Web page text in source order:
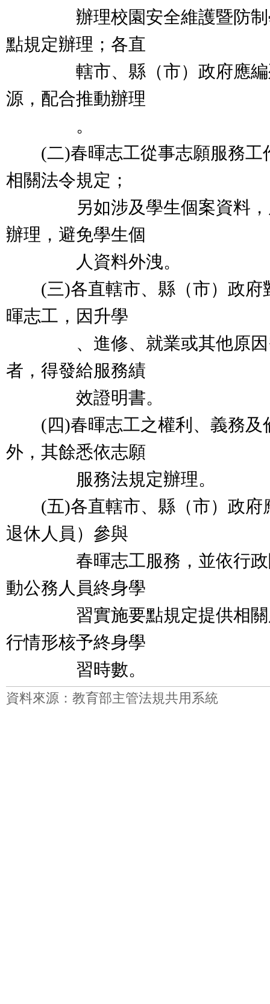
辦理校園安全維護暨防制學
點規定辦理；各直
轄市、縣（市）政府應編列
源，配合推動辦理
。
(二)春暉志工從事志願服務工
相關法令規定；
另如涉及學生個案資料，應
辦理，避免學生個
人資料外洩。
(三)各直轄市、縣（市）政府
暉志工，因升學
、進修、就業或其他原因需
者，得發給服務績
效證明書。
(四)春暉志工之權利、義務及
外，其餘悉依志願
服務法規定辦理。
(五)各直轄市、縣（市）政府
退休人員）參與
春暉志工服務，並依行政院
動公務人員終身學
習實施要點規定提供相關服
行情形核予終身學
習時數。
資料來源：教育部主管法規共用系統